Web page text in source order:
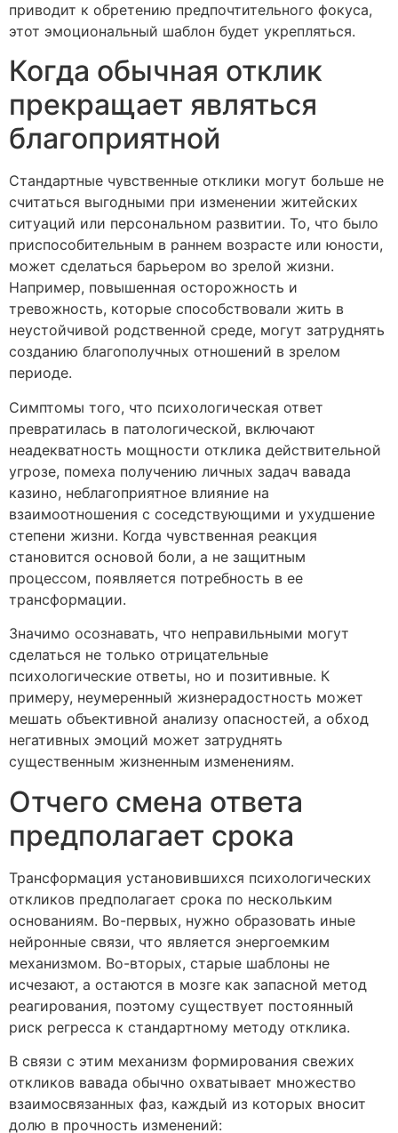
приводит к обретению предпочтительного фокуса,
этот эмоциональный шаблон будет укрепляться.
Когда обычная отклик
прекращает являться
благоприятной
Стандартные чувственные отклики могут больше не
считаться выгодными при изменении житейских
ситуаций или персональном развитии. То, что было
приспособительным в раннем возрасте или юности,
может сделаться барьером во зрелой жизни.
Например, повышенная осторожность и
тревожность, которые способствовали жить в
неустойчивой родственной среде, могут затруднять
созданию благополучных отношений в зрелом
периоде.
Симптомы того, что психологическая ответ
превратилась в патологической, включают
неадекватность мощности отклика действительной
угрозе, помеха получению личных задач вавада
казино, неблагоприятное влияние на
взаимоотношения с соседствующими и ухудшение
степени жизни. Когда чувственная реакция
становится основой боли, а не защитным
процессом, появляется потребность в ее
трансформации.
Значимо осознавать, что неправильными могут
сделаться не только отрицательные
психологические ответы, но и позитивные. К
примеру, неумеренный жизнерадостность может
мешать объективной анализу опасностей, а обход
негативных эмоций может затруднять
существенным жизненным изменениям.
Отчего смена ответа
предполагает срока
Трансформация установившихся психологических
откликов предполагает срока по нескольким
основаниям. Во-первых, нужно образовать иные
нейронные связи, что является энергоемким
механизмом. Во-вторых, старые шаблоны не
исчезают, а остаются в мозге как запасной метод
реагирования, поэтому существует постоянный
риск регресса к стандартному методу отклика.
В связи с этим механизм формирования свежих
откликов вавада обычно охватывает множество
взаимосвязанных фаз, каждый из которых вносит
долю в прочность изменений: